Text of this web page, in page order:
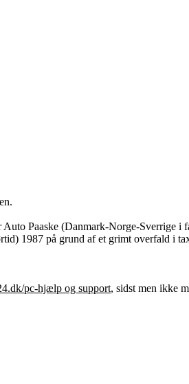
Paaske (Danmark-Norge-Sverrige i
1987 på grund af et grimt overfald i
pc-hjælp og support, sidst men ikke